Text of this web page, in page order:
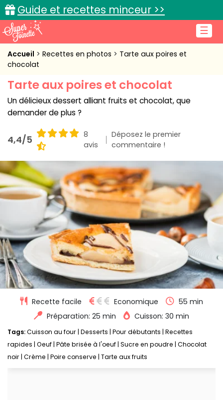
☰
Guide et recettes minceur >>
Accueil
Cuisine pratique
L'actu cuisine
Connexion
Accueil Recettes en photos
Tarte aux poires et
chocolat
Tarte aux poires et chocolat
Un délicieux dessert alliant fruits et chocolat, que
demander de plus ?
4,4/5
8
avis
Déposez le premier
commentaire !
Recette facile Economique
55 min
Préparation: 25 min
Cuisson: 30 min
Tags:Cuisson au four Desserts Pour débutants Recettes
rapides Oeuf Pâte brisée à l'oeuf Sucre en poudre Chocolat
noir Crème Poire conserve Tarte aux fruits